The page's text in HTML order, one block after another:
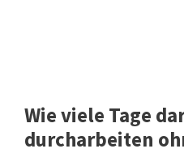
Wie viele Tage
durcharbeiten